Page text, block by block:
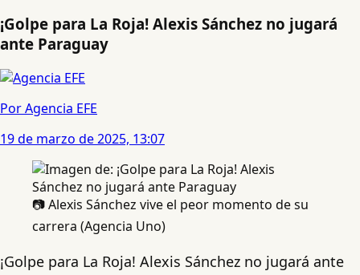
¡Golpe para La Roja! Alexis Sánchez no jugará
ante Paraguay
Por Agencia EFE
19 de marzo de 2025, 13:07
📷 Alexis Sánchez vive el peor momento de su
carrera (Agencia Uno)
¡Golpe para La Roja! Alexis Sánchez no jugará ante